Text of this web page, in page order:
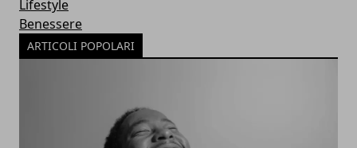
Lifestyle
Benessere
ARTICOLI POPOLARI